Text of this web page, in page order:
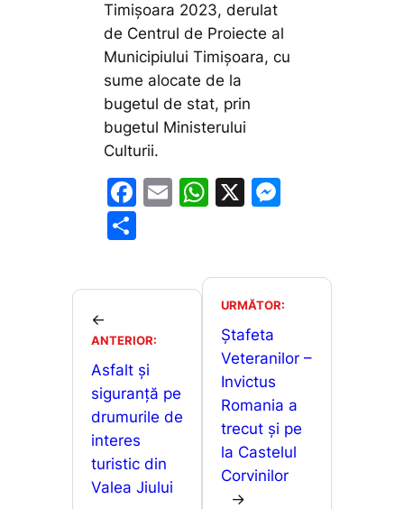
Timișoara 2023, derulat
de Centrul de Proiecte al
Municipiului Timișoara, cu
sume alocate de la
bugetul de stat, prin
bugetul Ministerului
Culturii.
F
o
o
k
E
W
s
A
p
p
X
s
e
g
er
ta
a
z
ă
←
ANTERIOR:
Asfalt și
siguranță pe
drumurile de
interes
turistic din
Valea Jiului
URMĂTOR:
Ştafeta
Veteranilor –
Invictus
Romania a
trecut şi pe
la Castelul
Corvinilor
→